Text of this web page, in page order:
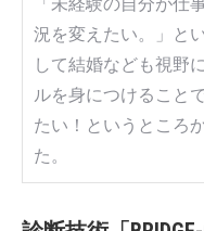
「未経験の自分が仕
況を変えたい。」と
して結婚なども視野
ルを身につけること
たい！というところ
た。